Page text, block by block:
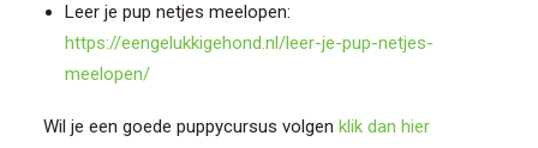
Leer je pup netjes meelopen:
https://eengelukkigehond.nl/leer-je-pup-netjes-
meelopen/
Wil je een goede puppycursus volgen klik dan hier